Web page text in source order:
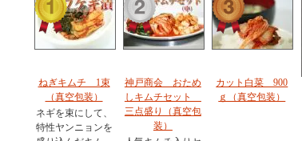
ねぎキムチ 1束
（真空包装）
ネギを束にして、
特性ヤンニョンを
神戸商会 おため
しキムチセット
三点盛り（真空包
装）
カット白菜 900
ｇ（真空包装）